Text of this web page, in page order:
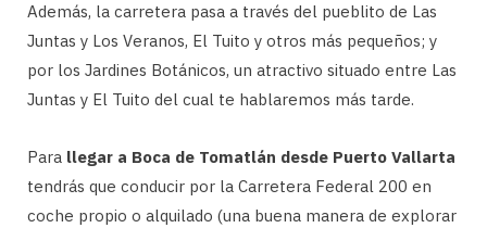
Además, la carretera pasa a través del pueblito de Las
Juntas y Los Veranos, El Tuito y otros más pequeños; y
por los Jardines Botánicos, un atractivo situado entre Las
Juntas y El Tuito del cual te hablaremos más tarde.
Para llegar a Boca de Tomatlán desde Puerto Vallarta
tendrás que conducir por la Carretera Federal 200 en
coche propio o alquilado (una buena manera de explorar